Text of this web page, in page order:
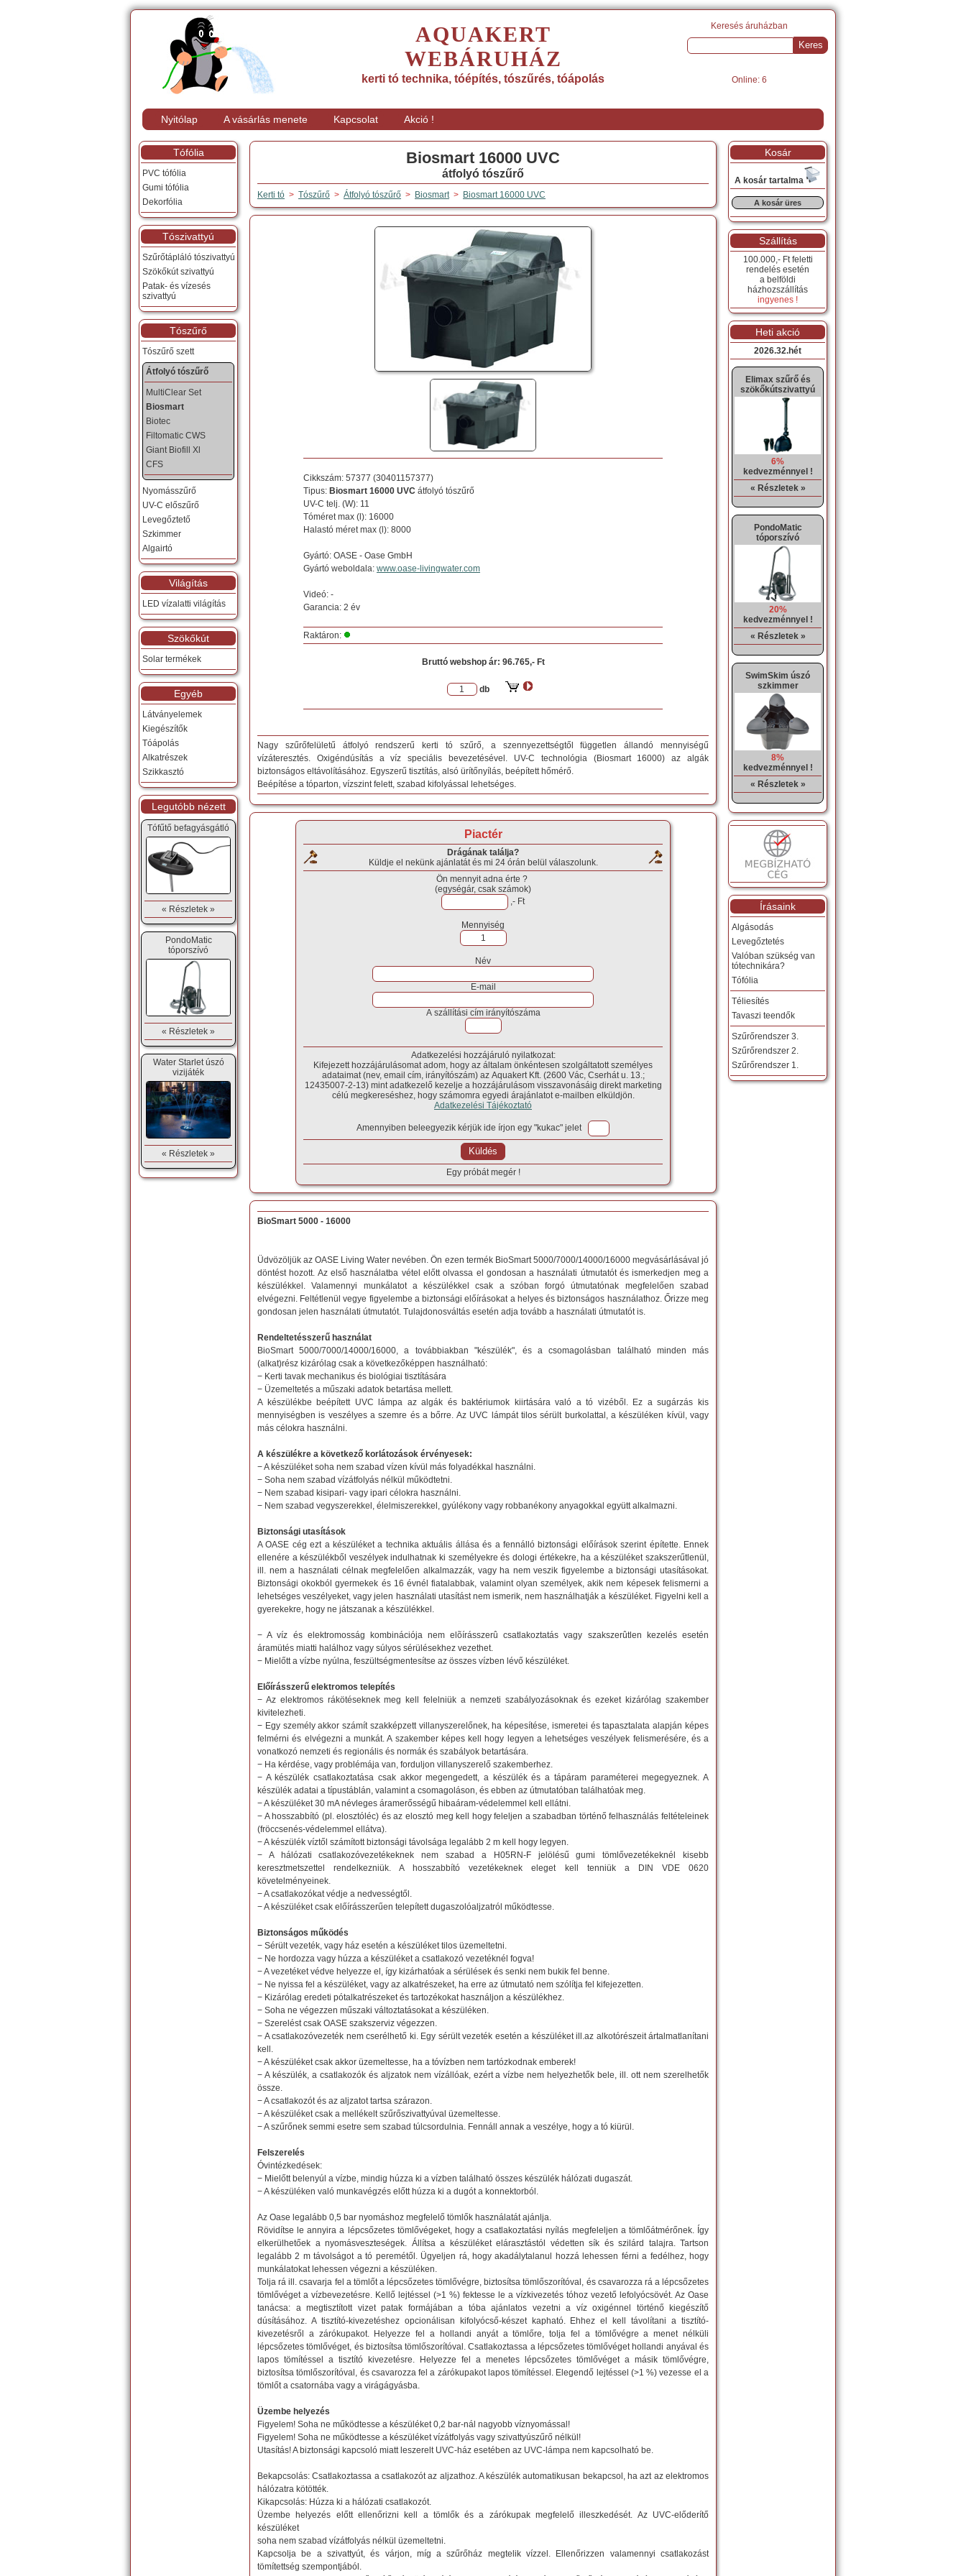
AQUAKERT
WEBÁRUHÁZ
kerti tó technika, tóépítés, tószűrés, tóápolás
Keresés áruházban
Online: 6
Nyitólap A vásárlás menete Kapcsolat Akció !
Biosmart 16000 UVC
átfolyó tószűrő
Kerti tó > Tószűrő > Átfolyó tószűrő > Biosmart> Biosmart 16000 UVC
Cikkszám: 57377 (30401157377)
Tipus: Biosmart 16000 UVC átfolyó tószűrő
UV-C telj. (W): 11
Tóméret max (l): 16000
Halastó méret max (l): 8000
Gyártó: OASE - Oase GmbH
Gyártó weboldala: www.oase-livingwater.com
Videó: -
Garancia: 2 év
Raktáron:
Bruttó webshop ár: 96.765,- Ft
db
Nagy szűrőfelületű átfolyó rendszerű kerti tó szűrő, a szennyezettségtől független állandó mennyiségű
vízáteresztés. Oxigéndúsítás a víz speciális bevezetésével. UV-C technológia (Biosmart 16000) az algák
biztonságos eltávolításához. Egyszerű tisztítás, alsó ürítőnyílás, beépített hőmérő.
Beépítése a tóparton, vízszint felett, szabad kifolyással lehetséges.
Piactér
Drágának találja?
Küldje el nekünk ajánlatát és mi 24 órán belül válaszolunk.
Ön mennyit adna érte ?
(egységár, csak számok)
,- Ft
Mennyiség
Név
E-mail
A szállítási cím irányítószáma
Adatkezelési hozzájáruló nyilatkozat:
Kifejezett hozzájárulásomat adom, hogy az általam önkéntesen szolgáltatott személyes
adataimat (nev, email cím, irányítószám) az Aquakert Kft. (2600 Vác, Cserhát u. 13.;
12435007-2-13) mint adatkezelő kezelje a hozzájárulásom visszavonásáig direkt marketing
célú megkereséshez, hogy számomra egyedi árajánlatot e-mailben elküldjön.
Adatkezelési Tájékoztató
Amennyiben beleegyezik kérjük ide írjon egy "kukac" jelet
Egy próbát megér !
BioSmart 5000 - 16000
Üdvözöljük az OASE Living Water nevében. Ön ezen termék BioSmart 5000/7000/14000/16000 megvásárlásával jó
döntést hozott. Az első használatba vétel előtt olvassa el gondosan a használati útmutatót és ismerkedjen meg a
készülékkel. Valamennyi munkálatot a készülékkel csak a szóban forgó útmutatónak megfelelően szabad
elvégezni. Feltétlenül vegye figyelembe a biztonsági előírásokat a helyes és biztonságos használathoz. Őrizze meg
gondosan jelen használati útmutatót. Tulajdonosváltás esetén adja tovább a használati útmutatót is.
Rendeltetésszerű használat
BioSmart 5000/7000/14000/16000, a továbbiakban "készülék", és a csomagolásban található minden más
(alkat)rész kizárólag csak a következőképpen használható:
− Kerti tavak mechanikus és biológiai tisztítására
− Üzemeltetés a műszaki adatok betartása mellett.
A készülékbe beépített UVC lámpa az algák és baktériumok kiirtására való a tó vizéből. Ez a sugárzás kis
mennyiségben is veszélyes a szemre és a bőrre. Az UVC lámpát tilos sérült burkolattal, a készüléken kívül, vagy
más célokra használni.
A készülékre a következő korlátozások érvényesek:
− A készüléket soha nem szabad vízen kívül más folyadékkal használni.
− Soha nem szabad vízátfolyás nélkül működtetni.
− Nem szabad kisipari- vagy ipari célokra használni.
− Nem szabad vegyszerekkel, élelmiszerekkel, gyúlékony vagy robbanékony anyagokkal együtt alkalmazni.
Biztonsági utasítások
A OASE cég ezt a készüléket a technika aktuális állása és a fennálló biztonsági előírások szerint építette. Ennek
ellenére a készülékből veszélyek indulhatnak ki személyekre és dologi értékekre, ha a készüléket szakszerűtlenül,
ill. nem a használati célnak megfelelően alkalmazzák, vagy ha nem veszik figyelembe a biztonsági utasításokat.
Biztonsági okokból gyermekek és 16 évnél fiatalabbak, valamint olyan személyek, akik nem képesek felismerni a
lehetséges veszélyeket, vagy jelen használati utasítást nem ismerik, nem használhatják a készüléket. Figyelni kell a
gyerekekre, hogy ne játszanak a készülékkel.
− A víz és elektromosság kombinációja nem elõírásszerû csatlakoztatás vagy szakszerûtlen kezelés esetén
áramütés miatti halálhoz vagy súlyos sérülésekhez vezethet.
− Mielőtt a vízbe nyúlna, feszültségmentesítse az összes vízben lévő készüléket.
Előírásszerű elektromos telepítés
− Az elektromos rákötéseknek meg kell felelniük a nemzeti szabályozásoknak és ezeket kizárólag szakember
kivitelezheti.
− Egy személy akkor számít szakképzett villanyszerelőnek, ha képesítése, ismeretei és tapasztalata alapján képes
felmérni és elvégezni a munkát. A szakember képes kell hogy legyen a lehetséges veszélyek felismerésére, és a
vonatkozó nemzeti és regionális és normák és szabályok betartására.
− Ha kérdése, vagy problémája van, forduljon villanyszerelő szakemberhez.
− A készülék csatlakoztatása csak akkor megengedett, a készülék és a tápáram paraméterei megegyeznek. A
készülék adatai a típustáblán, valamint a csomagoláson, és ebben az útmutatóban találhatóak meg.
− A készüléket 30 mA névleges áramerősségű hibaáram-védelemmel kell ellátni.
− A hosszabbító (pl. elosztóléc) és az elosztó meg kell hogy feleljen a szabadban történő felhasználás feltételeinek
(fröccsenés-védelemmel ellátva).
− A készülék víztől számított biztonsági távolsága legalább 2 m kell hogy legyen.
− A hálózati csatlakozóvezetékeknek nem szabad a H05RN-F jelölésű gumi tömlővezetékeknél kisebb
keresztmetszettel rendelkezniük. A hosszabbító vezetékeknek eleget kell tenniük a DIN VDE 0620
követelményeinek.
− A csatlakozókat védje a nedvességtől.
− A készüléket csak előírásszerűen telepített dugaszolóaljzatról működtesse.
Biztonságos működés
− Sérült vezeték, vagy ház esetén a készüléket tilos üzemeltetni.
− Ne hordozza vagy húzza a készüléket a csatlakozó vezetéknél fogva!
− A vezetéket védve helyezze el, így kizárhatóak a sérülések és senki nem bukik fel benne.
− Ne nyissa fel a készüléket, vagy az alkatrészeket, ha erre az útmutató nem szólítja fel kifejezetten.
− Kizárólag eredeti pótalkatrészeket és tartozékokat használjon a készülékhez.
− Soha ne végezzen műszaki változtatásokat a készüléken.
− Szerelést csak OASE szakszerviz végezzen.
− A csatlakozóvezeték nem cserélhető ki. Egy sérült vezeték esetén a készüléket ill.az alkotórészeit ártalmatlanítani
kell.
− A készüléket csak akkor üzemeltesse, ha a tóvízben nem tartózkodnak emberek!
− A készülék, a csatlakozók és aljzatok nem vízállóak, ezért a vízbe nem helyezhetők bele, ill. ott nem szerelhetők
össze.
− A csatlakozót és az aljzatot tartsa szárazon.
− A készüléket csak a mellékelt szűrőszivattyúval üzemeltesse.
− A szűrőnek semmi esetre sem szabad túlcsordulnia. Fennáll annak a veszélye, hogy a tó kiürül.
Felszerelés
Óvintézkedések:
− Mielőtt belenyúl a vízbe, mindig húzza ki a vízben található összes készülék hálózati dugaszát.
− A készüléken való munkavégzés előtt húzza ki a dugót a konnektorból.
Az Oase legalább 0,5 bar nyomáshoz megfelelő tömlők használatát ajánlja.
Rövidítse le annyira a lépcsőzetes tömlővégeket, hogy a csatlakoztatási nyílás megfeleljen a tömlőátmérőnek. Így
elkerülhetőek a nyomásveszteségek. Állítsa a készüléket elárasztástól védetten sík és szilárd talajra. Tartson
legalább 2 m távolságot a tó peremétől. Ügyeljen rá, hogy akadálytalanul hozzá lehessen férni a fedélhez, hogy
munkálatokat lehessen végezni a készüléken.
Tolja rá ill. csavarja fel a tömlőt a lépcsőzetes tömlővégre, biztosítsa tömlőszorítóval, és csavarozza rá a lépcsőzetes
tömlővéget a vízbevezetésre. Kellő lejtéssel (>1 %) fektesse le a vízkivezetés tóhoz vezető lefolyócsövét. Az Oase
tanácsa: a megtisztított vizet patak formájában a tóba ajánlatos vezetni a víz oxigénnel történő kiegészítő
dúsításához. A tisztító-kivezetéshez opcionálisan kifolyócső-készet kapható. Ehhez el kell távolítani a tisztító-
kivezetésről a zárókupakot. Helyezze fel a hollandi anyát a tömlőre, tolja fel a tömlővégre a menet nélküli
lépcsőzetes tömlővéget, és biztosítsa tömlőszorítóval. Csatlakoztassa a lépcsőzetes tömlővéget hollandi anyával és
lapos tömítéssel a tisztító kivezetésre. Helyezze fel a menetes lépcsőzetes tömlővéget a másik tömlővégre,
biztosítsa tömlőszorítóval, és csavarozza fel a zárókupakot lapos tömítéssel. Elegendő lejtéssel (>1 %) vezesse el a
tömlőt a csatornába vagy a virágágyásba.
Üzembe helyezés
Figyelem! Soha ne működtesse a készüléket 0,2 bar-nál nagyobb víznyomással!
Figyelem! Soha ne működtesse a készüléket vízátfolyás vagy szivattyúszűrő nélkül!
Utasítás! A biztonsági kapcsoló miatt leszerelt UVC-ház esetében az UVC-lámpa nem kapcsolható be.
Bekapcsolás: Csatlakoztassa a csatlakozót az aljzathoz. A készülék automatikusan bekapcsol, ha azt az elektromos
hálózatra kötötték.
Kikapcsolás: Húzza ki a hálózati csatlakozót.
Üzembe helyezés előtt ellenőrizni kell a tömlők és a zárókupak megfelelő illeszkedését. Az UVC-előderítő
készüléket
soha nem szabad vízátfolyás nélkül üzemeltetni.
Kapcsolja be a szivattyút, és várjon, míg a szűrőház megtelik vízzel. Ellenőrizzen valamennyi csatlakozást
tömítettség szempontjából.
Tófólia
PVC tófólia
Gumi tófólia
Dekorfólia
Tószivattyú
Szűrőtápláló tószivattyú
Szökőkút szivattyú
Patak- és vízesés
szivattyú
Tószűrő
Tószűrő szett
Átfolyó tószűrő
MultiClear Set
Biosmart
Biotec
Filtomatic CWS
Giant Biofill Xl
CFS
Nyomásszűrő
UV-C előszűrő
Levegőztető
Szkimmer
Algairtó
Világítás
LED vízalatti világítás
Szökőkút
Solar termékek
Egyéb
Látványelemek
Kiegészítők
Tóápolás
Alkatrészek
Szikkasztó
Legutóbb nézett
Tófűtő befagyásgátló
« Részletek »
PondoMatic
tóporszívó
« Részletek »
Water Starlet úszó
vizijáték
« Részletek »
Kosár
A kosár tartalma
A kosár üres
Szállítás
100.000,- Ft feletti
rendelés esetén
a belföldi
házhozszállítás
ingyenes !
Heti akció
2026.32.hét
Elimax szűrő és
szökőkútszivattyú
6%
kedvezménnyel !
« Részletek »
PondoMatic
tóporszívó
20%
kedvezménnyel !
« Részletek »
SwimSkim úszó
szkimmer
8%
kedvezménnyel !
« Részletek »
Írásaink
Algásodás
Levegőztetés
Valóban szükség van
tótechnikára?
Tófólia
Téliesítés
Tavaszi teendők
Szűrőrendszer 3.
Szűrőrendszer 2.
Szűrőrendszer 1.